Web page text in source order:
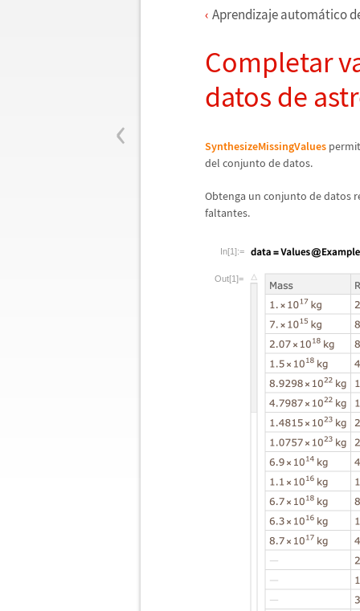
‹
Aprendizaje automático
Completar
datos de
SynthesizeMissingValues
del conjunto de datos.
Obtenga un conjunto de datos
faltantes.
In[1]:=
Out[1]=